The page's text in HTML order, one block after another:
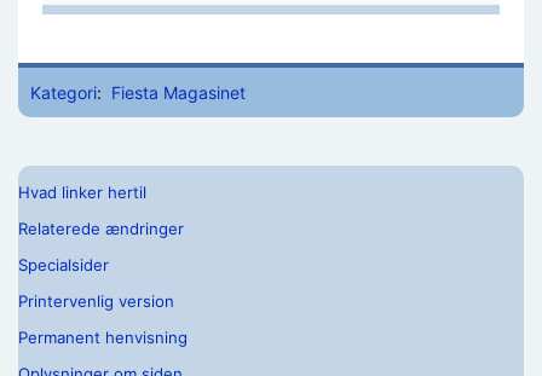
Kategori: Fiesta Magasinet
Hvad linker hertil
Relaterede ændringer
Specialsider
Printervenlig version
Permanent henvisning